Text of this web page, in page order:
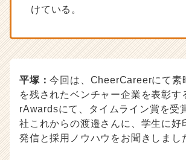
イ
チ
ア
キ
ャ
リ
けている。
平塚：今回は、CheerCareerにて素
を残されたベンチャー企業を表彰
rAwardsにて、タイムライン賞を受
社これからの渡邉さんに、学生に好
発信と採用ノウハウをお聞きしまし